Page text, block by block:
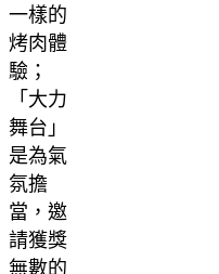
一樣的
烤肉體
驗；
「大力
舞台」
是為氣
氛擔
當，邀
請獲獎
無數的